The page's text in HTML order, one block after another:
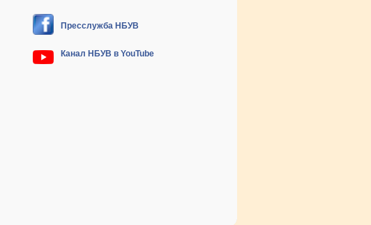
Пресслужба НБУВ
Канал НБУВ в YouTube